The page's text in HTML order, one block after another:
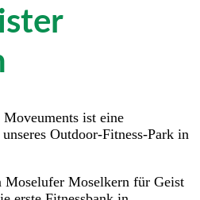
ist eine
Outdoor-Fitness-Park in
Moselufer Moselkern für Geist